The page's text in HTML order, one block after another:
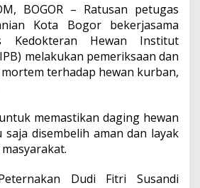
BOGOR – Ratusan petugas
Kota Bogor bekerjasama
Kedokteran Hewan Institut
melakukan pemeriksaan dan
terhadap hewan kurban,
memastikan daging hewan
disembelih aman dan layak
Dudi Fitri Susandi